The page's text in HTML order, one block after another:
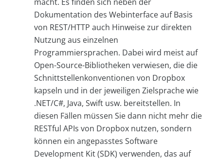
macht. Es finden sich neben der
Dokumentation des Webinterface auf Basis
von REST/HTTP auch Hinweise zur direkten
Nutzung aus einzelnen
Programmiersprachen. Dabei wird meist auf
Open-Source-Bibliotheken verwiesen, die die
Schnittstellenkonventionen von Dropbox
kapseln und in der jeweiligen Zielsprache wie
.NET/C#, Java, Swift usw. bereitstellen. In
diesen Fällen müssen Sie dann nicht mehr die
RESTful APIs von Dropbox nutzen, sondern
können ein angepasstes Software
Development Kit (SDK) verwenden, das auf